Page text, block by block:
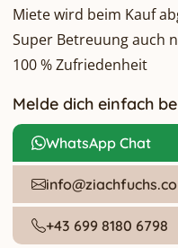
Miete wird beim Kauf
Super Betreuung auch
100 % Zufriedenheit
Melde dich einfach
WhatsApp Chat
+43 699 8180 6798